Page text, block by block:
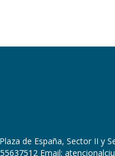
de España, Sector II y
Email: